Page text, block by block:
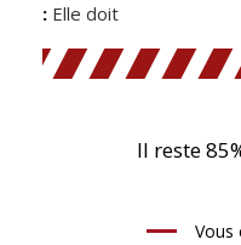
: Elle doit
Il reste
Vous